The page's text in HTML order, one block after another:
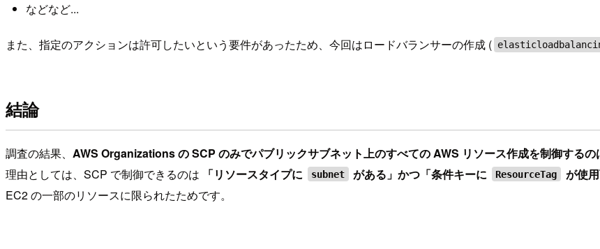
などなど...
また、指定のアクションは許可したいという要件があったため、今回はロードバランサーの作成 (
結論
調査の結果、 AWS Organizations の SCP のみでパブリックサブネット上のすべての AWS リソース作成を制御するの
理由としては、SCP で制御できるのは
「リソースタイプに subnet がある」かつ「条件キーに ResourceTag が使
EC2 の一部のリソースに限られたためです。